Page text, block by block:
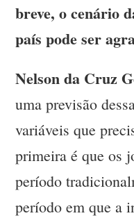
breve, o cenário
país pode ser
Nelson da Cruz
uma previsão
variáveis que
primeira é que os
período
período em que a